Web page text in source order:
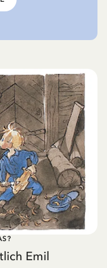
Emil